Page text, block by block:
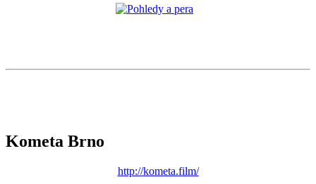
Kometa Brno
http://kometa.film/